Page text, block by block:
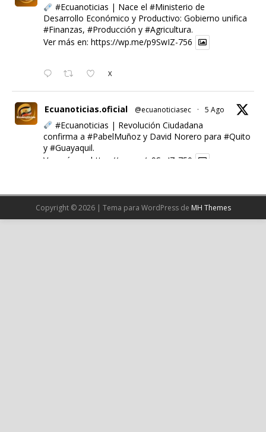
#Ecuanoticias | Nace el #Ministerio de
Desarrollo Económico y Productivo: Gobierno unifica
#Finanzas, #Producción y #Agricultura.
Ver más en: https://wp.me/p9SwIZ-756
X
Ecuanoticias.oficial @ecuanoticiasec · 5 Ago
#Ecuanoticias | Revolución Ciudadana
confirma a #PabelMuñoz y David Norero para #Quito
y #Guayaquil.
Ver más en: https://wp.me/p9SwIZ-750
Cargar más
Copyright © 2026 | Tema para WordPress de MH Themes